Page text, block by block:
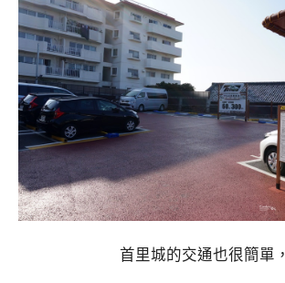
首里城的交通也很簡單，